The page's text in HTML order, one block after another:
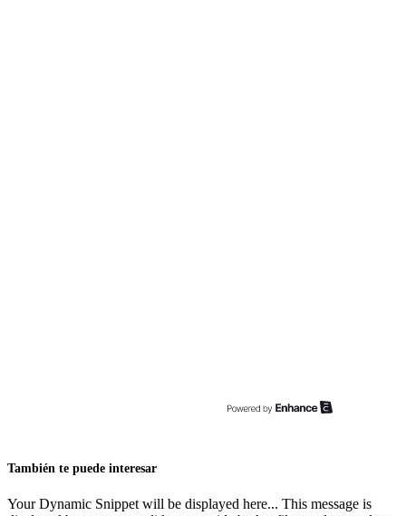
También te puede interesar
Your Dynamic Snippet will be displayed here... This message is